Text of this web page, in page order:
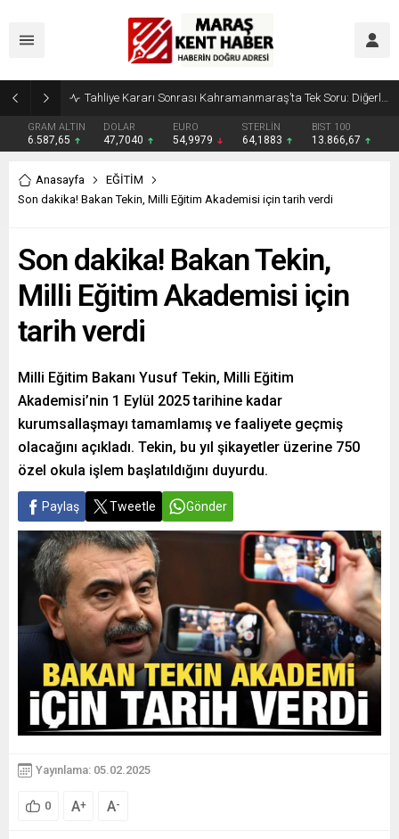
Tahliye Kararı Sonrası Kahramanmaraş’ta Tek Soru: Diğerleri neden İçeride?
GRAM ALTIN
6.587,65
DOLAR
47,7040
EURO
54,9979
STERLİN
64,1883
BIST 100
13.866,67
Anasayfa
EĞİTİM
Son dakika! Bakan Tekin, Milli Eğitim Akademisi için tarih verdi
Son dakika! Bakan Tekin,
Milli Eğitim Akademisi için
tarih verdi
Milli Eğitim Bakanı Yusuf Tekin, Milli Eğitim
Akademisi’nin 1 Eylül 2025 tarihine kadar
kurumsallaşmayı tamamlamış ve faaliyete geçmiş
olacağını açıkladı. Tekin, bu yıl şikayetler üzerine 750
özel okula işlem başlatıldığını duyurdu.
Paylaş Tweetle Gönder
Yayınlama: 05.02.2025
0 A+ A-